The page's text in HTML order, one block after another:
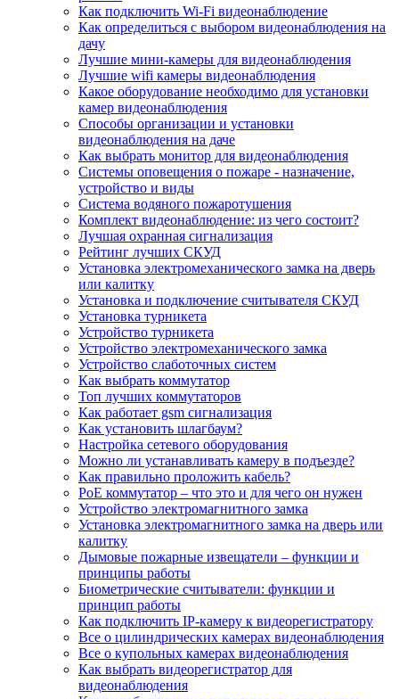
Как подключить Wi-Fi видеонаблюдение
Как определиться с выбором видеонаблюдения на
дачу
Лучшие мини-камеры для видеонаблюдения
Лучшие wifi камеры видеонаблюдения
Какое оборудование необходимо для установки
камер видеонаблюдения
Способы организации и установки
видеонаблюдения на даче
Как выбрать монитор для видеонаблюдения
Системы оповещения о пожаре - назначение,
устройство и виды
Система водяного пожаротушения
Комплект видеонаблюдение: из чего состоит?
Лучшая охранная сигнализация
Рейтинг лучших СКУД
Установка электромеханического замка на дверь
или калитку
Установка и подключение считывателя СКУД
Установка турникета
Устройство турникета
Устройство электромеханического замка
Устройство слаботочных систем
Как выбрать коммутатор
Топ лучших коммутаторов
Как работает gsm сигнализация
Как установить шлагбаум?
Настройка сетевого оборудования
Можно ли устанавливать камеру в подъезде?
Как правильно проложить кабель?
PoE коммутатор – что это и для чего он нужен
Устройство электромагнитного замка
Установка электромагнитного замка на дверь или
калитку
Дымовые пожарные извещатели – функции и
принципы работы
Биометрические считыватели: функции и
принцип работы
Как подключить IP-камеру к видеорегистратору
Все о цилиндрических камерах видеонаблюдения
Все о купольных камерах видеонаблюдения
Как выбрать видеорегистратор для
видеонаблюдения